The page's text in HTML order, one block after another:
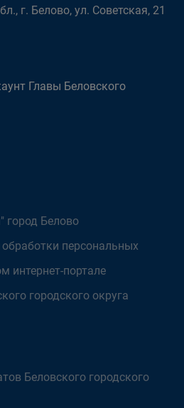
г. Белово, ул. Советская, 21
Главы Беловского
город Белово
персональных
интернет-портале
городского округа
Беловского городского